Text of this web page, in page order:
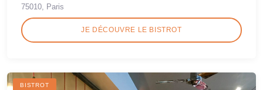
75010, Paris
JE DÉCOUVRE LE BISTROT
BISTROT